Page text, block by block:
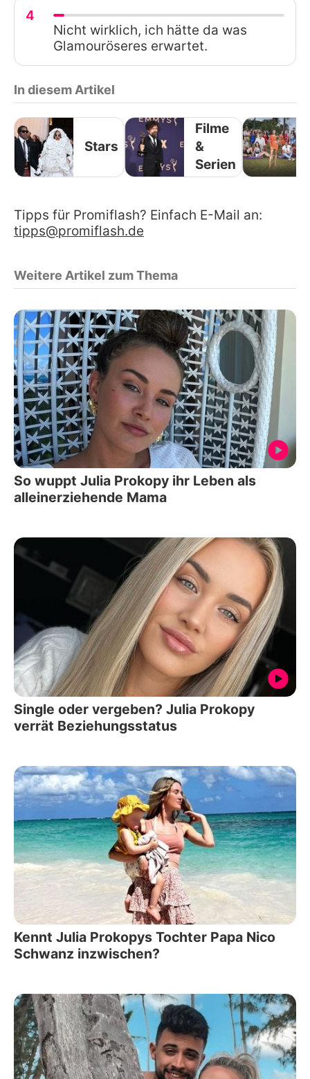
4
Nicht wirklich, ich hätte da was
Glamouröseres erwartet.
In diesem Artikel
Stars
Filme
&
Serien
Tipps für Promiflash? Einfach E-Mail an:
tipps@promiflash.de
Weitere Artikel zum Thema
So wuppt Julia Prokopy ihr Leben als
alleinerziehende Mama
Single oder vergeben? Julia Prokopy
verrät Beziehungsstatus
Kennt Julia Prokopys Tochter Papa Nico
Schwanz inzwischen?